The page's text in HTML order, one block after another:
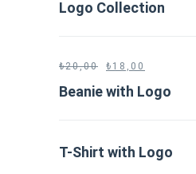
Logo Collection
₺20,00 ₺ 18,00
Beanie with Logo
T-Shirt with Logo